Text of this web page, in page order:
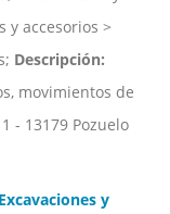
y accesorios >
Descripción:
movimientos de
- 13179 Pozuelo
y